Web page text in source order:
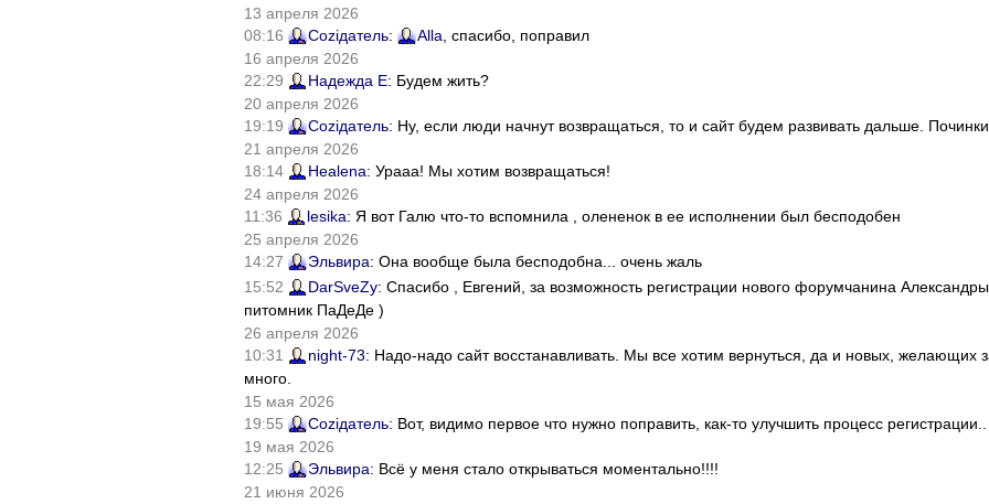
13 апреля 2026
08:16
Соziдатель: Alla , спасибо, поправил
16 апреля 2026
22:29
Надежда Е: Будем жить?
20 апреля 2026
19:19
Соziдатель: Ну, если люди начнут возвращаться, то и сайт будем развивать дальше.
21 апреля 2026
18:14
Healena: Урааа! Мы хотим возвращаться!
24 апреля 2026
11:36
lesika: Я вот Галю что-то вспомнила , олененок в ее исполнении был бесподобен
25 апреля 2026
14:27
Эльвира: Она вообще была бесподобна... очень жаль
15:52
DarSveZy: Спасибо , Евгений, за возможность регистрации нового форумчанина
питомник ПаДеДе )
26 апреля 2026
10:31
night-73: Надо-надо сайт восстанавливать. Мы все хотим вернуться, да и новых, желающих
много.
15 мая 2026
19:55
Соziдатель: Вот, видимо первое что нужно поправить, как-то улучшить процесс регистрации..
19 мая 2026
12:25
Эльвира: Всё у меня стало открываться моментально!!!!
21 июня 2026